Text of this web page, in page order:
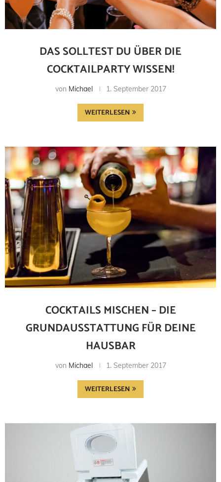
DAS SOLLTEST DU ÜBER DIE
COCKTAILPARTY WISSEN!
von Michael 1. September 2017
WEITERLESEN
COCKTAILS MISCHEN – DIE
GRUNDAUSSTATTUNG FÜR DEINE
HAUSBAR
von Michael 1. September 2017
WEITERLESEN